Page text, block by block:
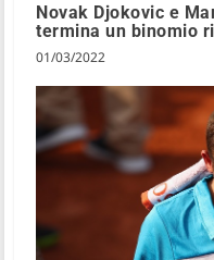
Novak Djokovic e
termina un binomio
01/03/2022